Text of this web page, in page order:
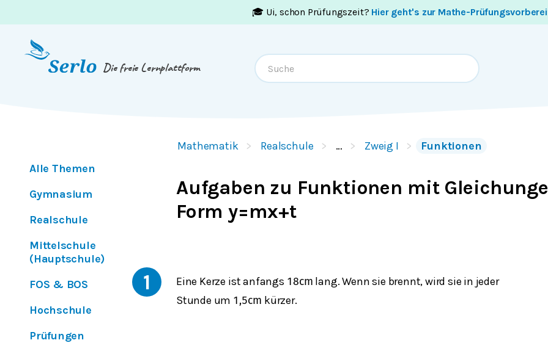
🎓 Ui, schon Prüfungszeit? Hier geht's zur Mathe-
Die freie Lernplattform
Alle Themen
Gymnasium
Realschule
Mittelschule
(Hauptschule)
FOS & BOS
Hochschule
Prüfungen
Mathematik Realschule … Zweig I Funktionen
Aufgaben zu Funktionen mit
Form y=mx+t
1 Eine Kerze ist anfangs 18cm lang. Wenn sie brennt, wird sie in jeder
Stunde um 1,5cm kürzer.